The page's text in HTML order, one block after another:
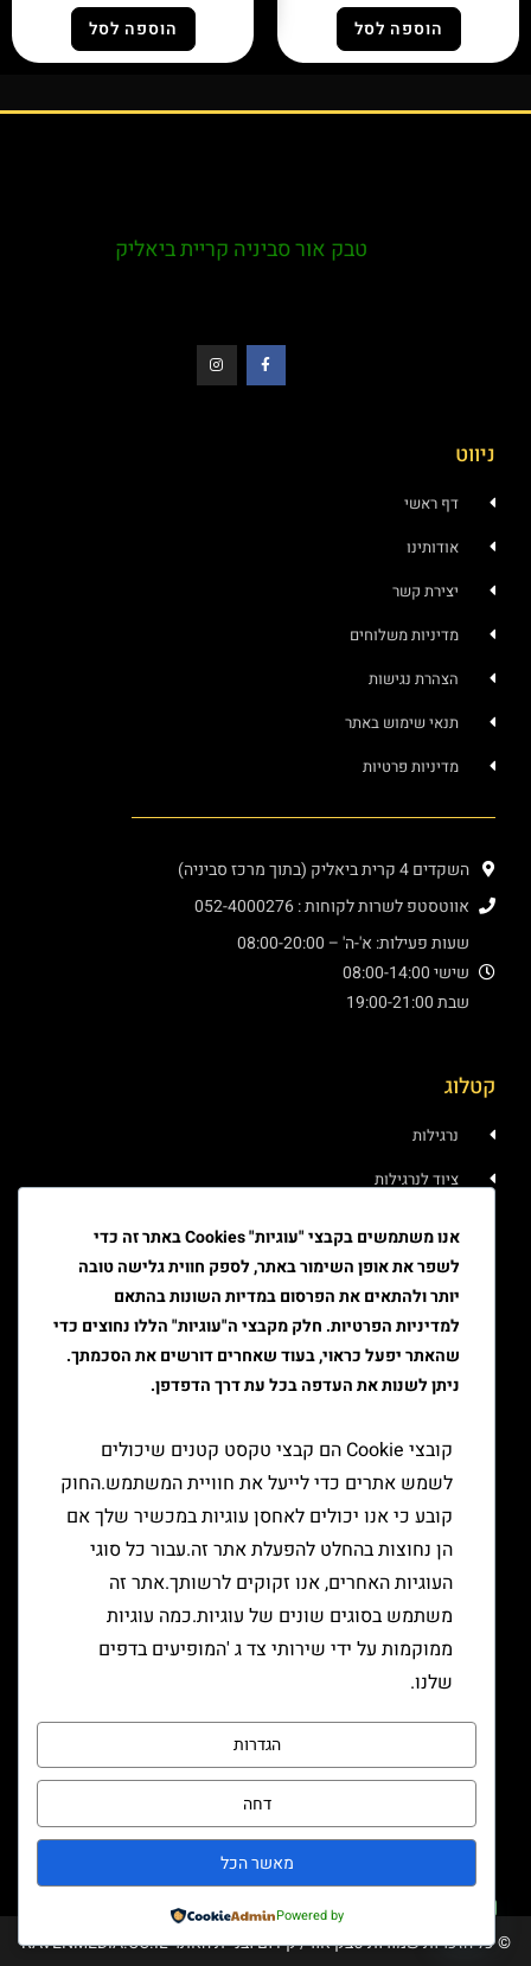
הוספה לסל הוספה לסל
טבק אור סביניה קריית ביאליק
ניווט
דף ראשי
אודותינו
יצירת קשר
מדיניות משלוחים
הצהרת נגישות
תנאי שימוש באתר
מדיניות פרטיות
השקדים 4 קרית ביאליק (בתוך מרכז סביניה)
אווטסטפ לשרות לקוחות : 052-4000276
שעות פעילות: א'-ה' – 08:00-20:00
שישי 08:00-14:00
שבת 19:00-21:00
קטלוג
נרגילות
ציוד לנרגילות
טבק
ציוד למעשן
יצירת קשר
שליחה
© כל הזכויות שמורות טבק אור/ קידום ובניית האתר RAVENMEDIA.CO.IL
אנו משתמשים בקבצי "עוגיות" Cookies באתר זה כדי
לשפר את אופן השימור באתר, לספק חווית גלישה טובה
יותר ולהתאים את הפרסום במדיות השונות בהתאם
למדיניות הפרטיות. חלק מקבצי ה"עוגיות" הללו נחוצים כדי
שהאתר יפעל כראוי, בעוד שאחרים דורשים את הסכמתך.
ניתן לשנות את העדפה בכל עת דרך הדפדפן.
קובצי Cookie הם קבצי טקסט קטנים שיכולים
לשמש אתרים כדי לייעל את חוויית המשתמש.החוק
קובע כי אנו יכולים לאחסן עוגיות במכשיר שלך אם
הן נחוצות בהחלט להפעלת אתר זה.עבור כל סוגי
העוגיות האחרים, אנו זקוקים לרשותך.אתר זה
משתמש בסוגים שונים של עוגיות.כמה עוגיות
ממוקמות על ידי שירותי צד ג 'המופיעים בדפים
שלנו.
הגדרות
דחה
מאשר הכל
Powered byצרו קשר
Open chaty